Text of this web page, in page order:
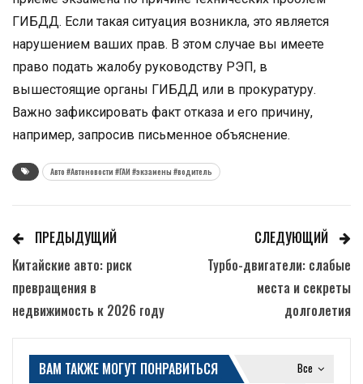
ГИБДД. Если такая ситуация возникла, это является
нарушением ваших прав. В этом случае вы имеете
право подать жалобу руководству РЭП, в
вышестоящие органы ГИБДД или в прокуратуру.
Важно зафиксировать факт отказа и его причину,
например, запросив письменное объяснение.
Авто #Автоновости #ГАИ #экзамены #водитель
ПРЕДЫДУЩИЙ
Китайские авто: риск
превращения в
недвижимость к 2026 году
СЛЕДУЮЩИЙ
Турбо-двигатели: слабые
места и секреты
долголетия
Все
ВАМ ТАКЖЕ МОГУТ ПОНРАВИТЬСЯ